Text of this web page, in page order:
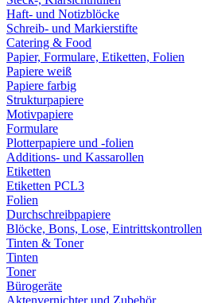
Haft- und Notizblöcke
Schreib- und Markierstifte
Catering & Food
Papier, Formulare, Etiketten, Folien
Papiere weiß
Papiere farbig
Strukturpapiere
Motivpapiere
Formulare
Plotterpapiere und -folien
Additions- und Kassarollen
Etiketten
Etiketten PCL3
Folien
Durchschreibpapiere
Blöcke, Bons, Lose, Eintrittskontrollen
Tinten & Toner
Tinten
Toner
Bürogeräte